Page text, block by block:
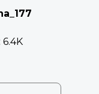
6.4K